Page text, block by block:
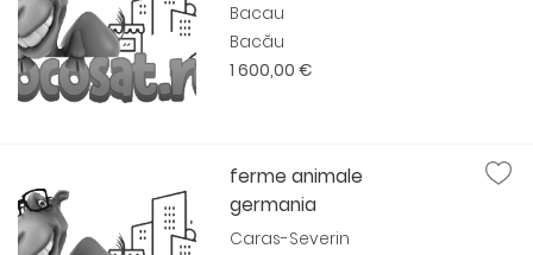
Bacau
Bacău
1 600,00 €
ferme animale
germania
Caras-Severin